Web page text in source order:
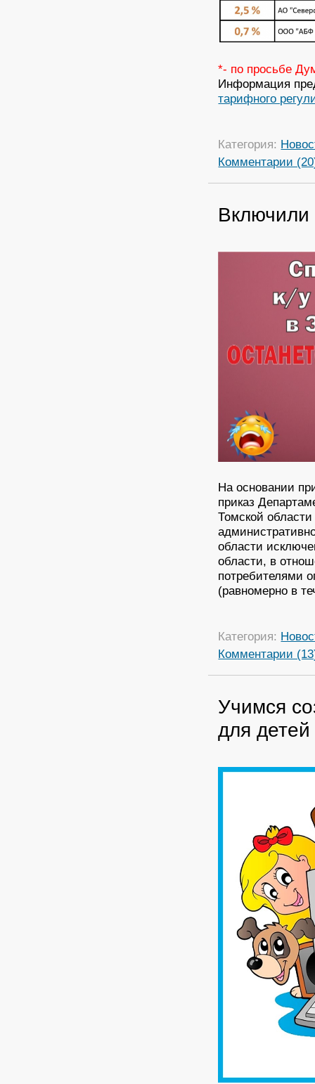
*- по просьбе
Информация
тарифного
Категория:
Комментарии
На основании
приказ
Томской
области
области, в
потребителями
(равномерно в
Категория:
Комментарии
Учимся
для